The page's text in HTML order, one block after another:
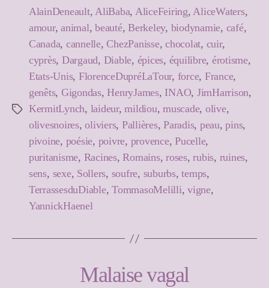
Étiquettes
AlainDeneault,AliBaba, AliceFeiring,AliceWaters,
amour,animal,beauté,Berkeley, biodynamie, café,
Canada, cannelle,ChezPanisse,chocolat, cuir,
cyprès, Dargaud, Diable, épices, équilibre, érotisme,
Etats-Unis, FlorenceDupréLaTour, force, France,
genêts, Gigondas,HenryJames, INAO, JimHarrison,
KermitLynch, laideur,mildiou,muscade, olive,
olivesnoires,oliviers, Pallières,Paradis, peau,pins,
pivoine, poésie, poivre, provence,Pucelle,
puritanisme, Racines,Romains,roses,rubis, ruines,
sens, sexe, Sollers, soufre, suburbs,temps,
TerrassesduDiable,TommasoMelilli,vigne,
YannickHaenel
Malaise vagal